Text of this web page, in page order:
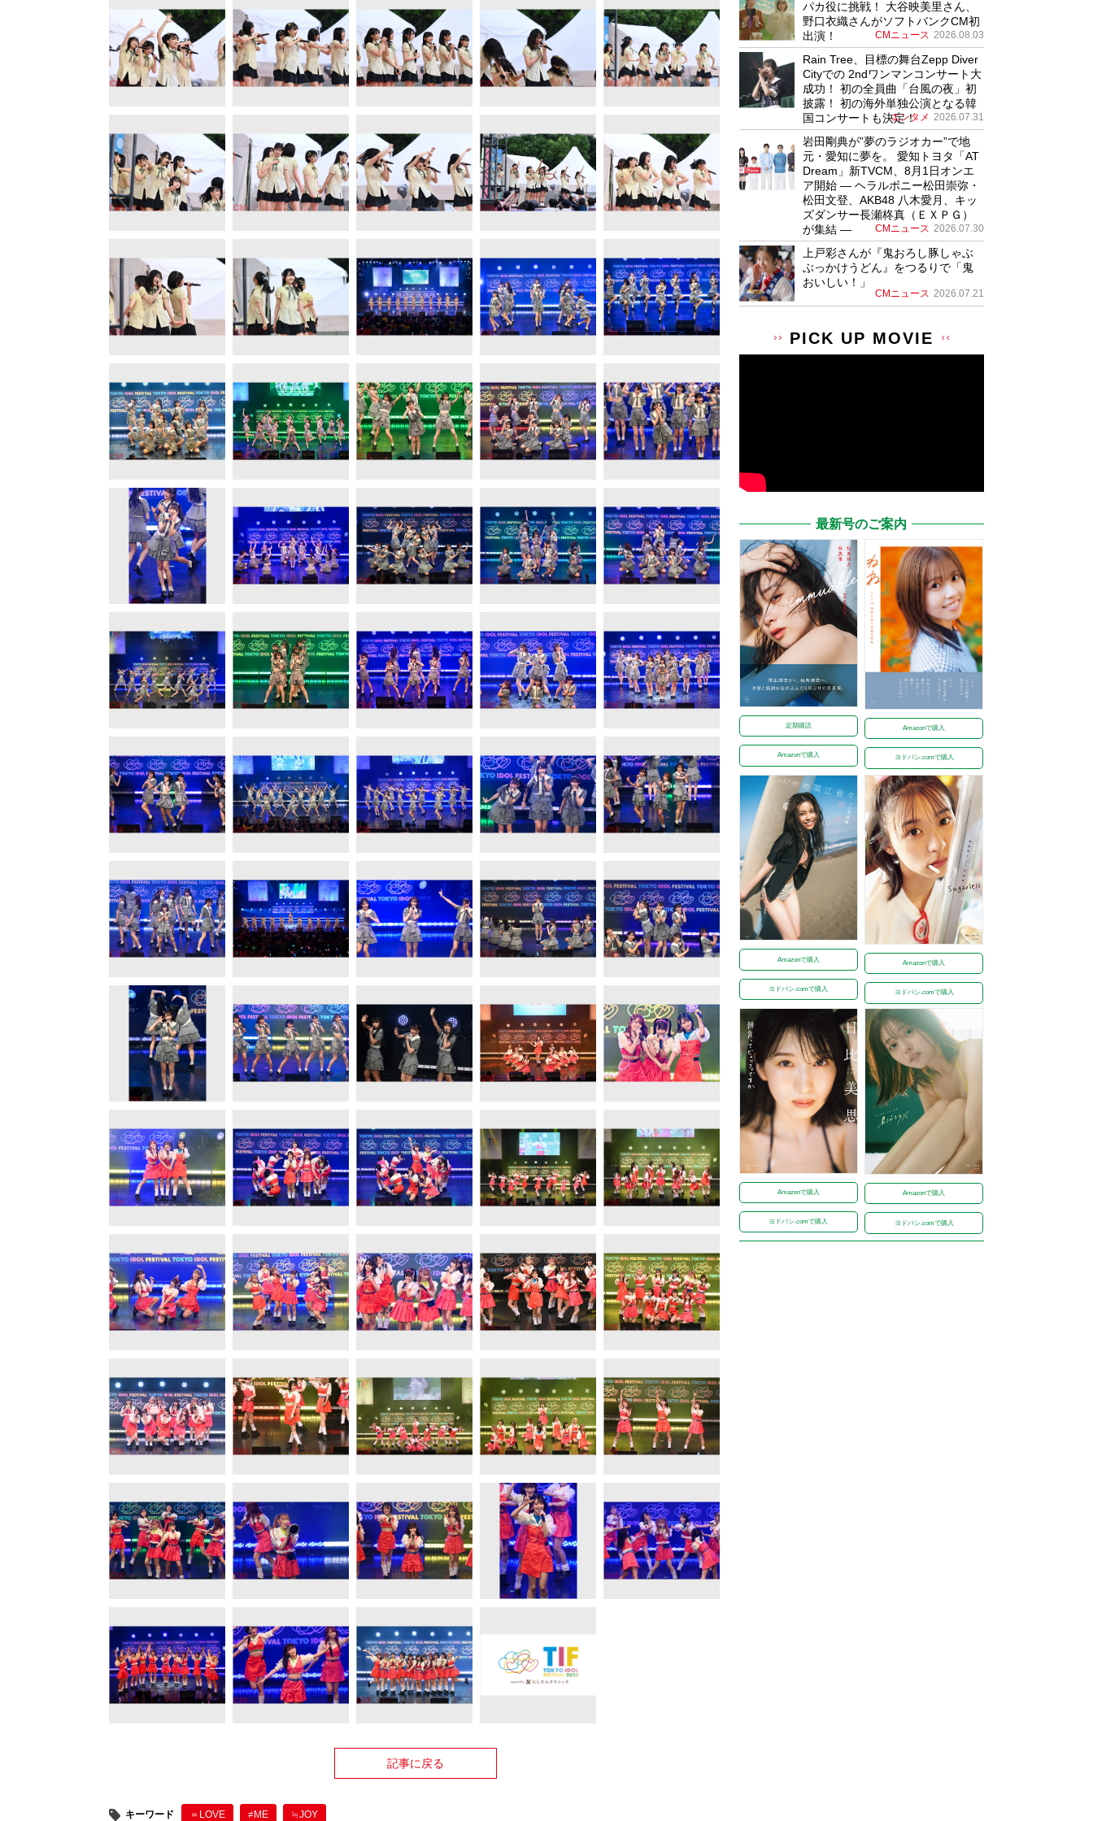
記事に戻る
キーワード ＝LOVE ≠ME ≒JOY
パカ役に挑戦！ 大谷映美里さん、
野口衣織さんがソフトバンクCM初
出演！
CMニュース 2026.08.03
Rain Tree、目標の舞台Zepp Diver
Cityでの 2ndワンマンコンサート大
成功！ 初の全員曲「台風の夜」初
披露！ 初の海外単独公演となる韓
国コンサートも決定！
エンタメ 2026.07.31
岩田剛典が”夢のラジオカー”で地
元・愛知に夢を。 愛知トヨタ「AT
Dream」新TVCM、8月1日オンエ
ア開始 ― ヘラルボニー松田崇弥・
松田文登、AKB48 八木愛月、キッ
ズダンサー長瀬柊真（ＥＸＰＧ）
が集結 ―
CMニュース 2026.07.30
上戸彩さんが『鬼おろし豚しゃぶ
ぶっかけうどん』をつるりで「鬼
おいしい！」
CMニュース 2026.07.21
PICK UP MOVIE
最新号のご案内
定期購読
Amazonで購入
Amazonで購入
ヨドバシ.comで購入
Amazonで購入
ヨドバシ.comで購入
Amazonで購入
ヨドバシ.comで購入
Amazonで購入
ヨドバシ.comで購入
Amazonで購入
ヨドバシ.comで購入